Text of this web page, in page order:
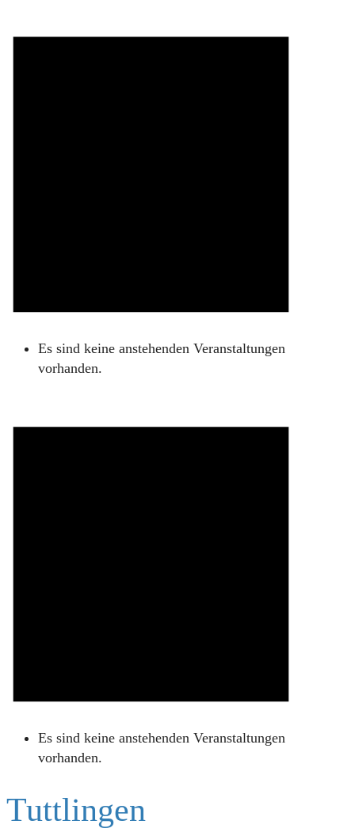
Es sind keine anstehenden Veranstaltungen
vorhanden.
Es sind keine anstehenden Veranstaltungen
vorhanden.
Tuttlingen